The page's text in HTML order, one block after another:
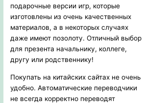
подарочные версии игр, которые
изготовлены из очень качественных
материалов, а в некоторых случаях
даже имеют позолоту. Отличный выбор
для презента начальнику, коллеге,
другу или родственнику!
Покупать на китайских сайтах не очень
удобно. Автоматические переводчики
не всегда корректно переводят